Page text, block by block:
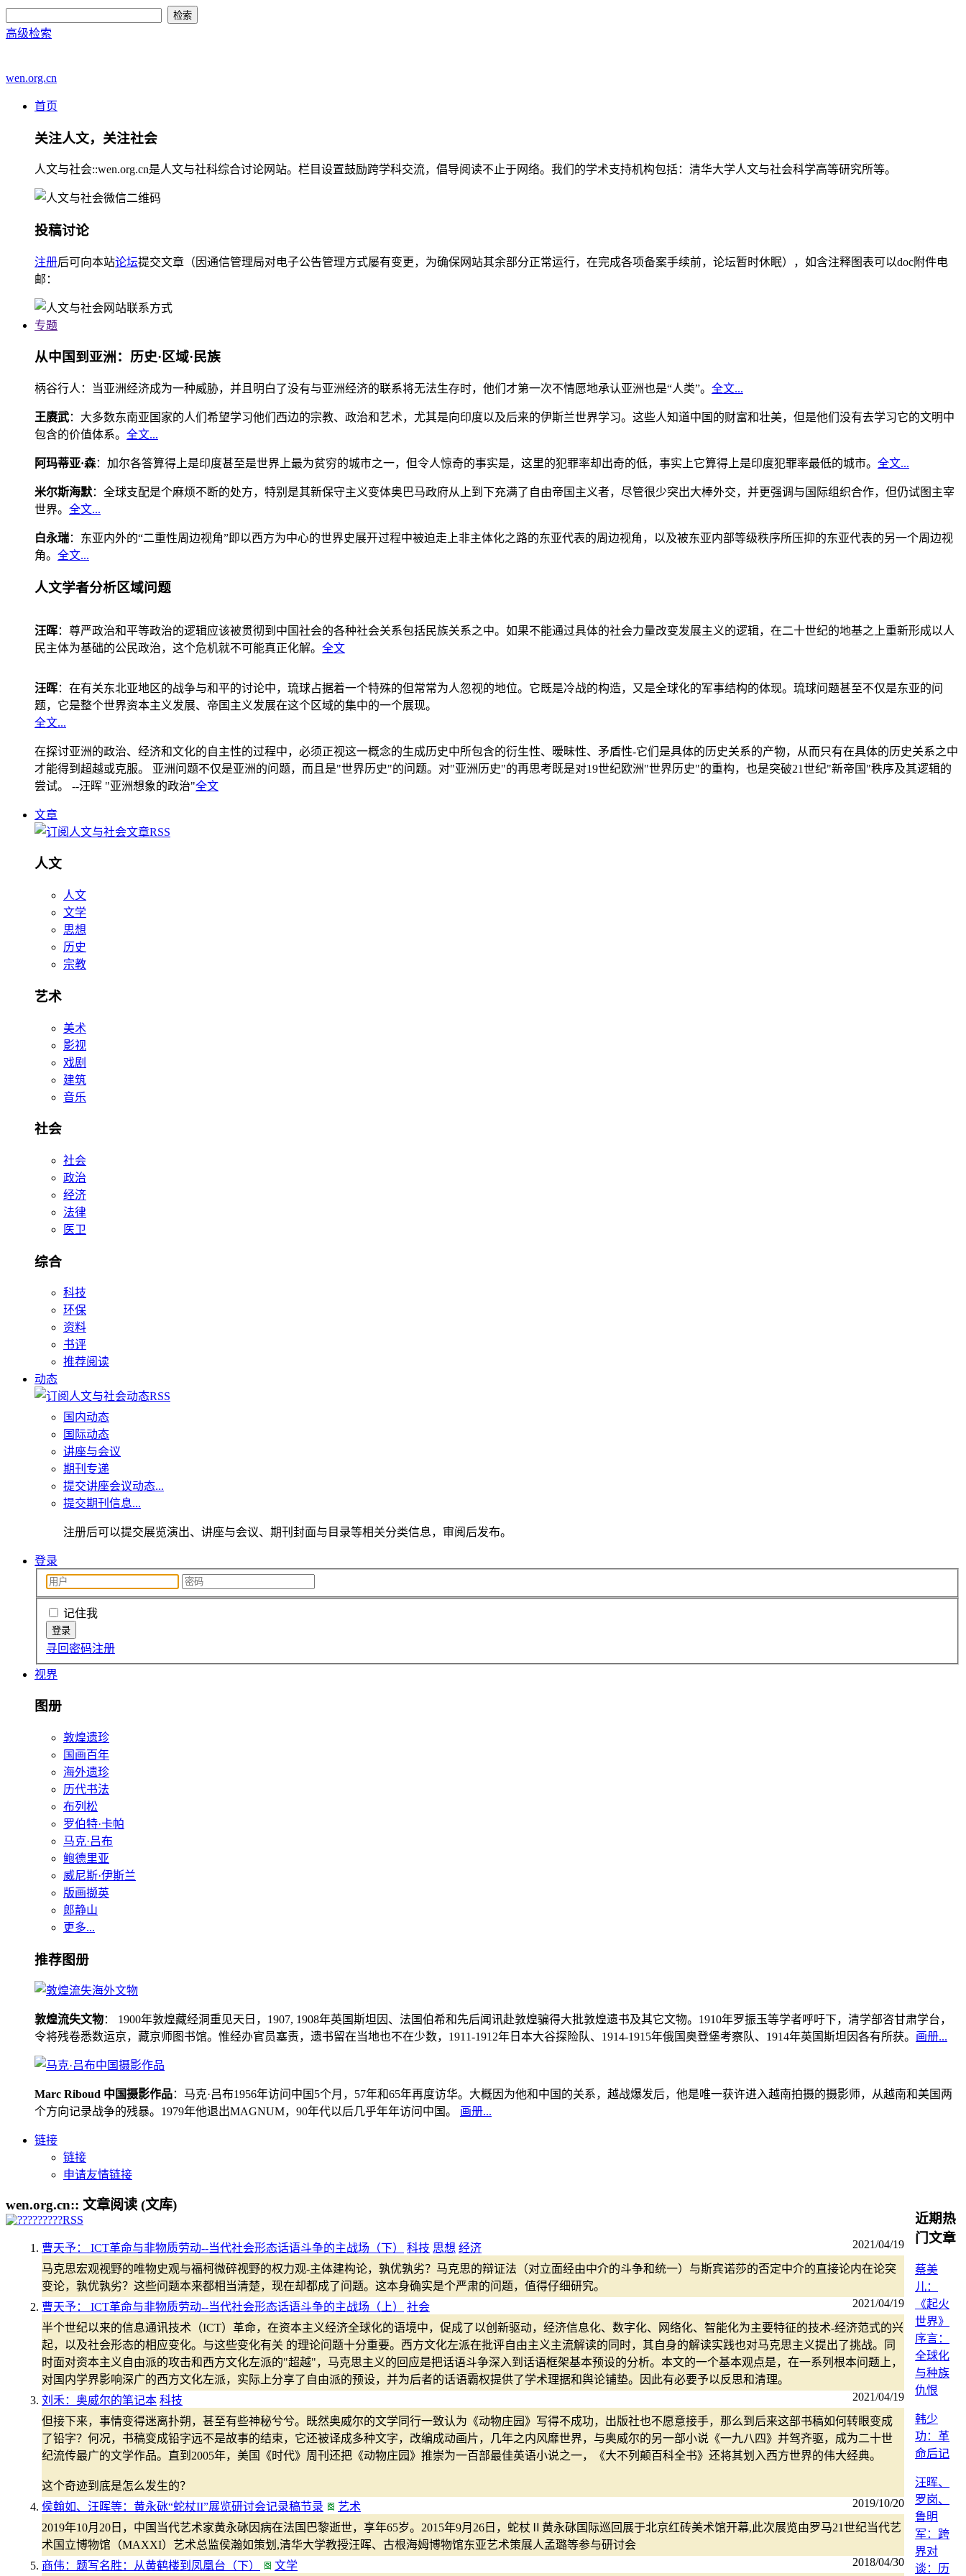
高级检索
wen.org.cn
首页
关注人文，关注社会
人文与社会::wen.org.cn是人文与社科综合讨论网站。栏目设置鼓励跨学科交流，倡导阅读不止于网络。我们的学术支持机构包括：清华大学人文与社会科学高等研究所等。
投稿讨论
注册后可向本站论坛提交文章（因通信管理局对电子公告管理方式屡有变更，为确保网站其余部分正常运行，在完成各项备案手续前，论坛暂时休眠），如含注释图表可以doc附件电
邮：
专题
从中国到亚洲：历史·区域·民族
柄谷行人：当亚洲经济成为一种威胁，并且明白了没有与亚洲经济的联系将无法生存时，他们才第一次不情愿地承认亚洲也是“人类”。 全文...
王赓武：大多数东南亚国家的人们希望学习他们西边的宗教、政治和艺术，尤其是向印度以及后来的伊斯兰世界学习。这些人知道中国的财富和壮美，但是他们没有去学习它的文明中
包含的价值体系。 全文...
阿玛蒂亚·森：加尔各答算得上是印度甚至是世界上最为贫穷的城市之一，但令人惊奇的事实是，这里的犯罪率却出奇的低，事实上它算得上是印度犯罪率最低的城市。 全文...
米尔斯海默：全球支配是个麻烦不断的处方，特别是其新保守主义变体奥巴马政府从上到下充满了自由帝国主义者，尽管很少突出大棒外交，并更强调与国际组织合作，但仍试图主宰
世界。 全文...
白永瑞：东亚内外的“二重性周边视角”即以西方为中心的世界史展开过程中被迫走上非主体化之路的东亚代表的周边视角，以及被东亚内部等级秩序所压抑的东亚代表的另一个周边视
角。 全文...
人文学者分析区域问题
汪晖：尊严政治和平等政治的逻辑应该被贯彻到中国社会的各种社会关系包括民族关系之中。如果不能通过具体的社会力量改变发展主义的逻辑，在二十世纪的地基之上重新形成以人
民主体为基础的公民政治，这个危机就不可能真正化解。 全文
汪晖：在有关东北亚地区的战争与和平的讨论中，琉球占据着一个特殊的但常常为人忽视的地位。它既是冷战的构造，又是全球化的军事结构的体现。琉球问题甚至不仅是东亚的问
题，它是整个世界资本主义发展、帝国主义发展在这个区域的集中的一个展现。
全文...
在探讨亚洲的政治、经济和文化的自主性的过程中，必须正视这一概念的生成历史中所包含的衍生性、暧昧性、矛盾性-它们是具体的历史关系的产物，从而只有在具体的历史关系之中
才能得到超越或克服。 亚洲问题不仅是亚洲的问题，而且是"世界历史"的问题。对"亚洲历史"的再思考既是对19世纪欧洲"世界历史"的重构，也是突破21世纪"新帝国"秩序及其逻辑的
尝试。 --汪晖 "亚洲想象的政治"全文
文章
人文
人文
文学
思想
历史
宗教
艺术
美术
影视
戏剧
建筑
音乐
社会
社会
政治
经济
法律
医卫
综合
科技
环保
资料
书评
推荐阅读
动态
国内动态
国际动态
讲座与会议
期刊专递
提交讲座会议动态...
提交期刊信息...
注册后可以提交展览演出、讲座与会议、期刊封面与目录等相关分类信息，审阅后发布。
登录
记住我
寻回密码注册
视界
图册
敦煌遗珍
国画百年
海外遗珍
历代书法
布列松
罗伯特·卡帕
马克·吕布
鲍德里亚
威尼斯·伊斯兰
版画撷英
郎静山
更多...
推荐图册
敦煌流失文物： 1900年敦煌藏经洞重见天日，1907, 1908年英国斯坦因、法国伯希和先后闻讯赴敦煌骗得大批敦煌遗书及其它文物。1910年罗振玉等学者呼吁下，清学部咨甘肃学台，
令将残卷悉数运京，藏京师图书馆。惟经办官员塞责，遗书留在当地也不在少数，1911-1912年日本大谷探险队、1914-1915年俄国奥登堡考察队、1914年英国斯坦因各有所获。 画册...
Marc Riboud 中国摄影作品：马克·吕布1956年访问中国5个月，57年和65年再度访华。大概因为他和中国的关系，越战爆发后，他是唯一获许进入越南拍摄的摄影师，从越南和美国两
个方向记录战争的残暴。1979年他退出MAGNUM，90年代以后几乎年年访问中国。 画册...
链接
链接
申请友情链接
wen.org.cn:: 文章阅读 (文库)
曹天予： ICT革命与非物质劳动--当代社会形态话语斗争的主战场（下） 2021/04/19
科技 思想 经济
马克思宏观视野的唯物史观与福柯微碎视野的权力观-主体建构论，孰优孰劣？马克思的辩证法（对立面经由中介的斗争和统一）与斯宾诺莎的否定中介的直接论内在论突
变论，孰优孰劣？这些问题本来都相当清楚，现在却都成了问题。这本身确实是个严肃的问题，值得仔细研究。
曹天予： ICT革命与非物质劳动--当代社会形态话语斗争的主战场（上）
2021/04/19
社会
半个世纪以来的信息通讯技术（ICT）革命，在资本主义经济全球化的语境中，促成了以创新驱动，经济信息化、数字化、网络化、智能化为主要特征的技术-经济范式的兴
起，以及社会形态的相应变化。与这些变化有关 的理论问题十分重要。西方文化左派在批评自由主义主流解读的同时，其自身的解读实践也对马克思主义提出了挑战。同
时面对资本主义自由派的攻击和西方文化左派的"超越"，马克思主义的回应是把话语斗争深入到话语框架基本预设的分析。本文的一个基本观点是，在一系列根本问题上，
对国内学界影响深广的西方文化左派，实际上分享了自由派的预设，并为后者的话语霸权提供了学术理据和舆论铺垫。因此有必要予以反思和清理。
刘禾：奥威尔的笔记本
2021/04/19
科技
但接下来，事情变得迷离扑朔，甚至有些神秘兮兮。既然奥威尔的文学同行一致认为《动物庄园》写得不成功，出版社也不愿意接手，那么到后来这部书稿如何转眼变成
了铅字？何况，书稿变成铅字远不是故事的结束，它还被译成多种文字，改编成动画片，几年之内风靡世界，与奥威尔的另一部小说《一九八四》并驾齐驱，成为二十世
纪流传最广的文学作品。直到2005年，美国《时代》周刊还把《动物庄园》推崇为一百部最佳英语小说之一，《大不列颠百科全书》还将其划入西方世界的伟大经典。
这个奇迹到底是怎么发生的？
侯翰如、汪晖等：黄永砯“蛇杖II”展览研讨会记录稿节录
2019/10/20
艺术
2019年10月20日，中国当代艺术家黄永砯因病在法国巴黎逝世，享年65岁。2015年9月26日，蛇杖Ⅱ黄永砯国际巡回展于北京红砖美术馆开幕,此次展览由罗马21世纪当代艺
术国立博物馆（MAXXI）艺术总监侯瀚如策划,清华大学教授汪晖、古根海姆博物馆东亚艺术策展人孟璐等参与研讨会
商伟：题写名胜：从黄鹤楼到凤凰台（下）
2018/04/30
文学
近期热
门文章
蔡美
儿：
《起火
世界》
序言：
全球化
与种族
仇恨
韩少
功：革
命后记
汪晖、
罗岗、
鲁明
军：跨
界对
谈：历